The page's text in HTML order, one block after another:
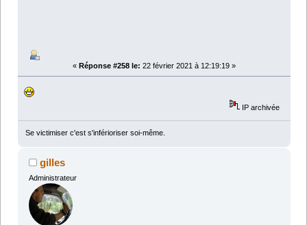
« Réponse #258 le: 22 février 2021 à 12:19:19 »
IP archivée
Se victimiser c'est s'inférioriser soi-même.
gilles
Administrateur